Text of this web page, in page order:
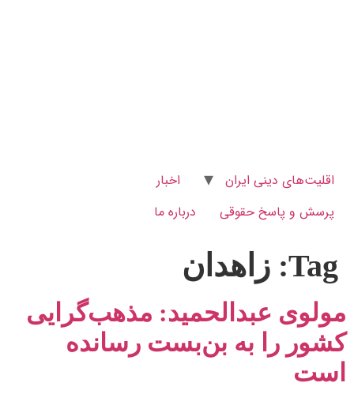
اقلیت‌های دینی ایران
اخبار
پرسش و پاسخ‌ حقوقی
درباره ما
Tag: زاهدان
مولوی عبدالحمید: مذهب‌گرایی
کشور را به بن‌بست رسانده
است